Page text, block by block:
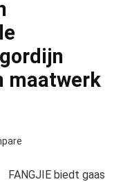
maatwerk
biedt gaas